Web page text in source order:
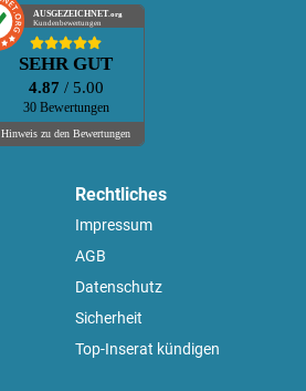
AUSGEZEICHNET.org
Kundenbewertungen
SEHR GUT
4.87 / 5.00
30 Bewertungen
Hinweis zu den Bewertungen
Rechtliches
Impressum
AGB
Datenschutz
Sicherheit
Top-Inserat kündigen